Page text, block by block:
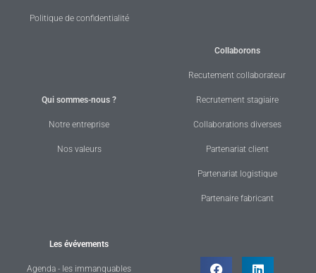
Politique de confidentialité
Qui sommes-nous ?
Notre entreprise
Nos valeurs
Collaborons
Recutement collaborateur
Recrutement stagiaire
Collaborations diverses
Partenariat client
Partenariat logistique
Partenaire fabricant
Les évévements
Agenda - les immanquables